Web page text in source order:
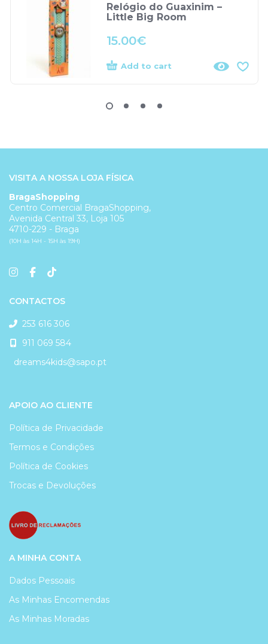
Relógio do Guaxinim –
Little Big Room
15.00€
Add to cart
VISITA A NOSSA LOJA FÍSICA
BragaShopping
Centro Comercial BragaShopping,
Avenida Central 33, Loja 105
4710-229 - Braga
(10H às 14H - 15H às 19H)
CONTACTOS
253 616 306
911 069 584
dreams4kids@sapo.pt
APOIO AO CLIENTE
Política de Privacidade
Termos e Condições
Política de Cookies
Trocas e Devoluções
A MINHA CONTA
Dados Pessoais
As Minhas Encomendas
As Minhas Moradas